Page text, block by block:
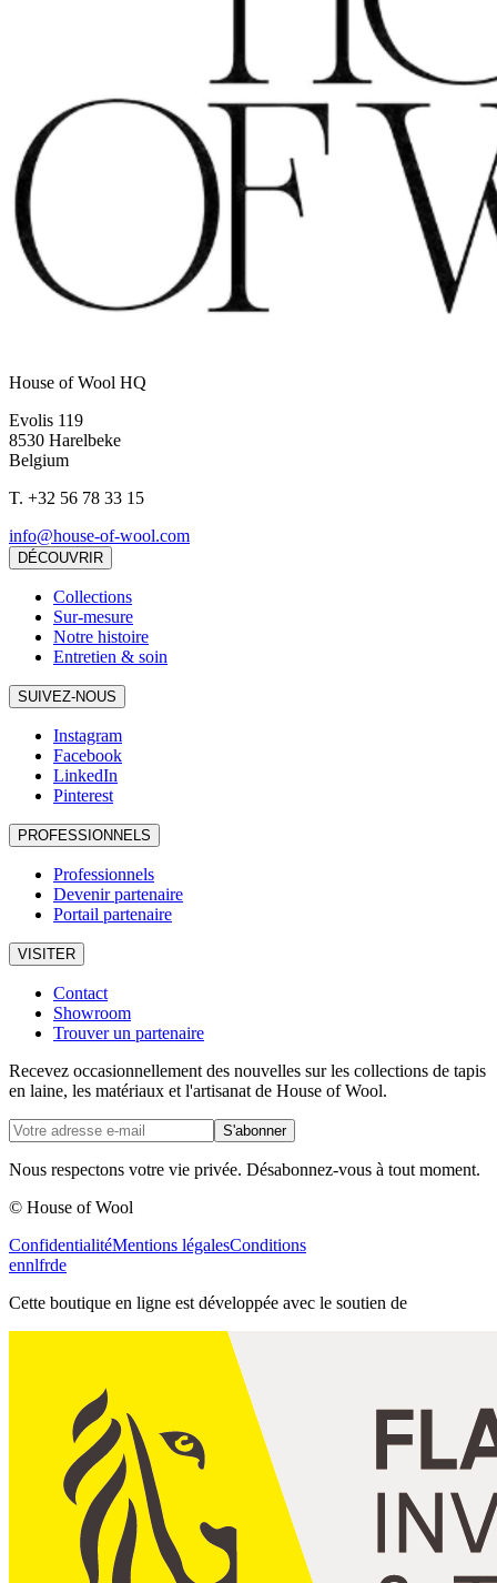
House of Wool HQ
Evolis 119
8530 Harelbeke
Belgium
T. +32 56 78 33 15
info@house-of-wool.com
DÉCOUVRIR
Collections
Sur-mesure
Notre histoire
Entretien & soin
SUIVEZ-NOUS
Instagram
Facebook
LinkedIn
Pinterest
PROFESSIONNELS
Professionnels
Devenir partenaire
Portail partenaire
VISITER
Contact
Showroom
Trouver un partenaire
Recevez occasionnellement des nouvelles sur les collections de tapis
en laine, les matériaux et l'artisanat de House of Wool.
S'abonner
Nous respectons votre vie privée. Désabonnez-vous à tout moment.
© House of Wool
ConfidentialitéMentions légalesConditions
ennlfrde
Cette boutique en ligne est développée avec le soutien de